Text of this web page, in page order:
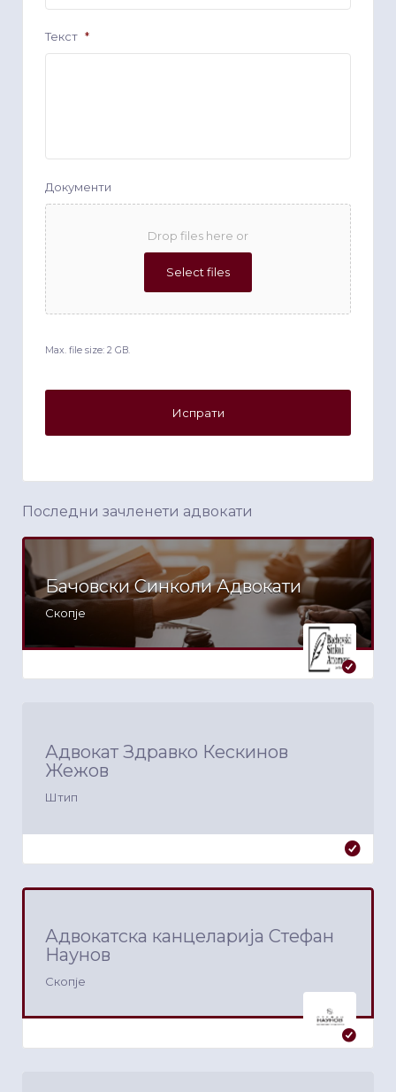
Текст *
Документи
Drop files here or
Select files
Max. file size: 2 GB.
Последни зачленети адвокати
Бачовски Синколи Адвокати
Скопје
Адвокат Здравко Кескинов
Жежов
Штип
Адвокатска канцеларија Стефан
Наунов
Скопје